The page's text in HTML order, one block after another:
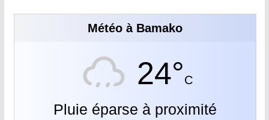
Météo à Bamako
24°C
Pluie éparse à proximité